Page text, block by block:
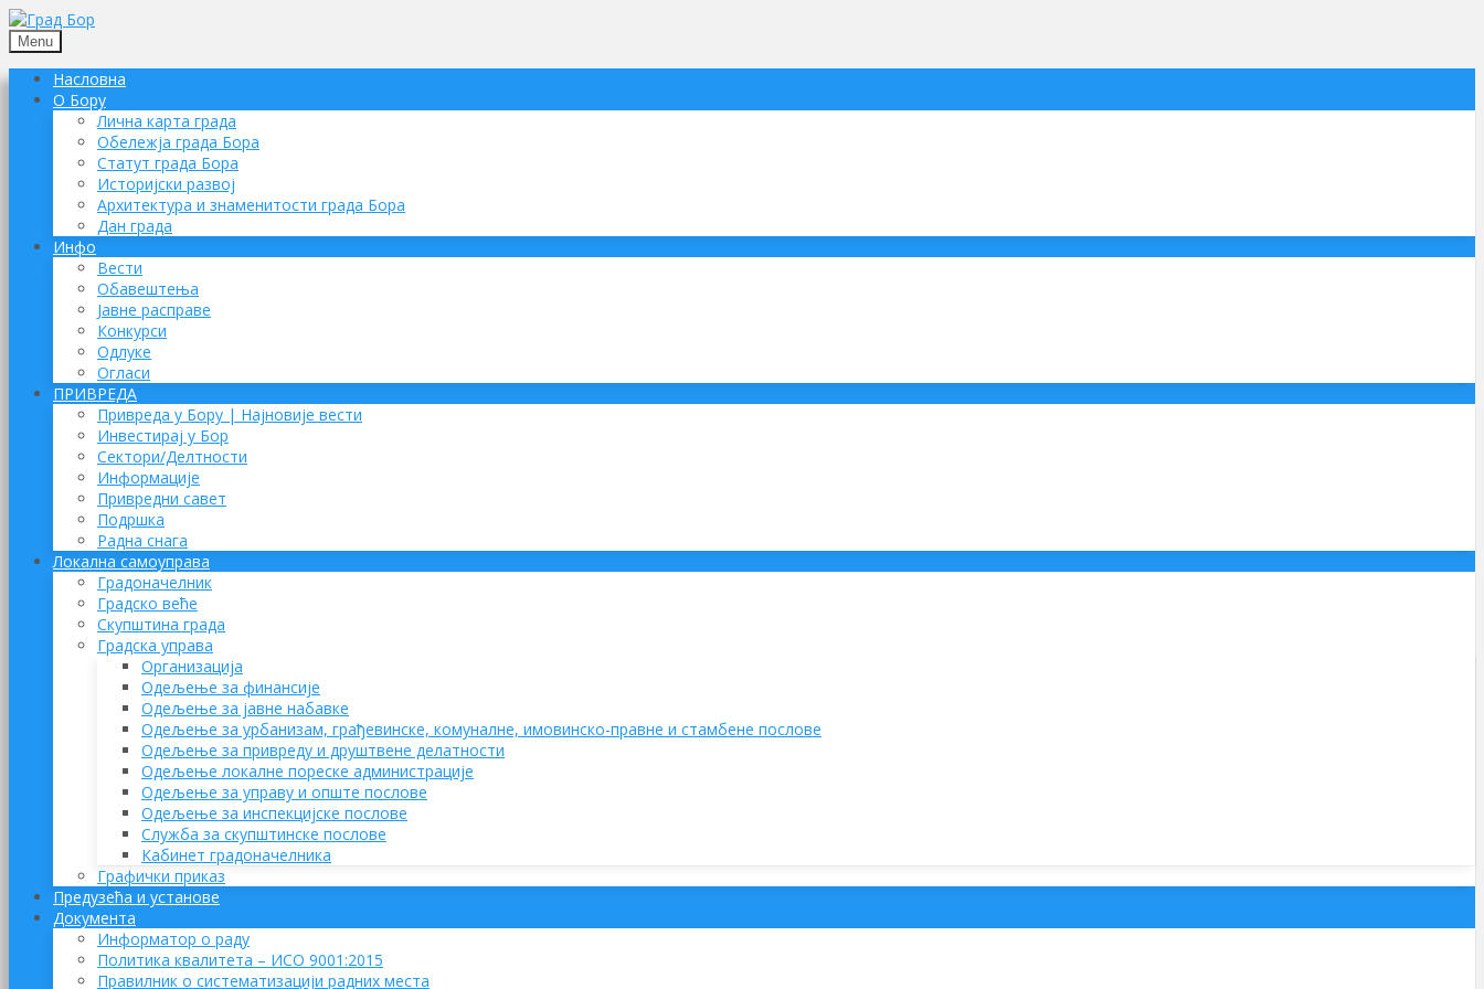
Menu
Насловна
О Бору
Лична карта града
Обележја града Бора
Статут града Бора
Историјски развој
Архитектура и знаменитости града Бора
Дан града
Инфо
Вести
Обавештења
Јавне расправе
Конкурси
Одлуке
Огласи
ПРИВРЕДА
Привреда у Бору | Најновије вести
Инвестирај у Бор
Сектори/Делтности
Информације
Привредни савет
Подршка
Радна снага
Локална самоуправа
Градоначелник
Градско веће
Скупштина града
Градска управа
Организација
Одељење за финансије
Одељење за јавне набавке
Одељење за урбанизам, грађевинске, комуналне, имовинско-правне и стамбене послове
Одељење за привреду и друштвене делатности
Одељење локалне пореске администрације
Одељење за управу и опште послове
Одељење за инспекцијске послове
Служба за скупштинске послове
Кабинет градоначелника
Графички приказ
Предузећа и установе
Документа
Информатор о раду
Политика квалитета – ИСО 9001:2015
Правилник о систематизацији радних места